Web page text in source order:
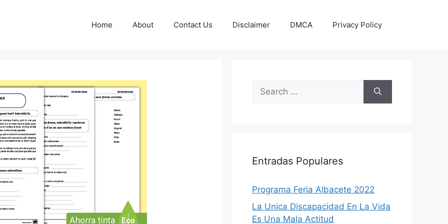
Home About Contact Us Disclaimer DMCA Privacy Policy
Search
for:
Entradas Populares
Programa Feria Albacete 2022
La Unica Discapacidad En La Vida
Es Una Mala Actitud